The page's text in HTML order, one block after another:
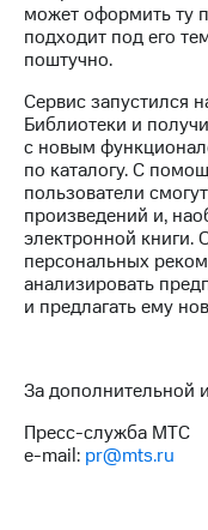
о
погашении
именных
облигаций
Другое
Регистратор
Реквизиты
Контакты
развитие
деловая этика
На главную
может оформить ту
подходит под его
поштучно.
Сервис запустился
Библиотеки и
с новым
по каталогу. С
пользователи
произведений и,
электронной книги.
персональных
анализировать
и предлагать ему
За дополнительной
Пресс-служба МТС
e-mail: pr@mts.ru